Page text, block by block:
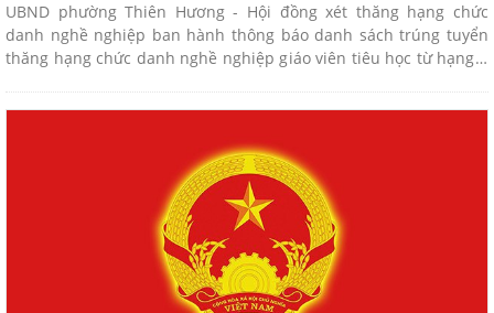
UBND phường Thiên Hương - Hội đồng xét thăng hạng chức
danh nghề nghiệp ban hành thông báo danh sách trúng tuyển
thăng hạng chức danh nghề nghiệp giáo viên tiêu học từ hạng II